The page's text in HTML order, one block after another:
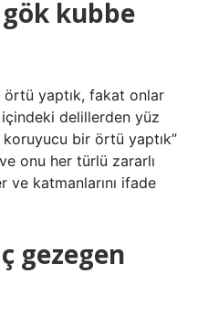
kubbe
yaptık, fakat onlar
içindeki delillerden yüz
bir örtü yaptık”
onu her türlü zararlı
katmanlarını ifade
gezegen